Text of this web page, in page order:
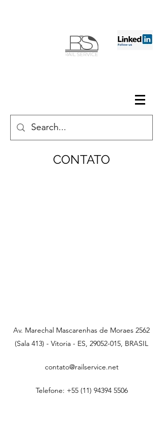
CONTATO
Av. Marechal Mascarenhas de Moraes 2562
(Sala 413) - Vitoria - ES, 29052-015, BRASIL
contato@railservice.net
Telefone: +55 (11) 94394 5506